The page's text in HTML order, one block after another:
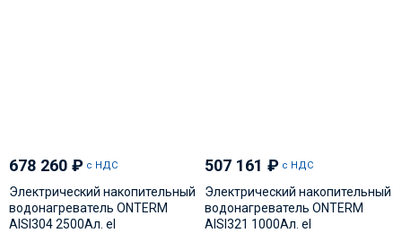
678 260 ₽ с НДС
Электрический накопительный
водонагреватель ONTERM
AISI304 2500Ал. el
507 161₽ с НДС
Электрический накопительный
водонагреватель ONTERM
AISI321 1000Ал. el